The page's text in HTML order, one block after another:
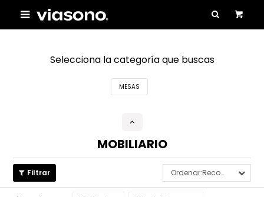

Selecciona la categoría que buscas
MESAS
MOBILIARIO
Recomendados